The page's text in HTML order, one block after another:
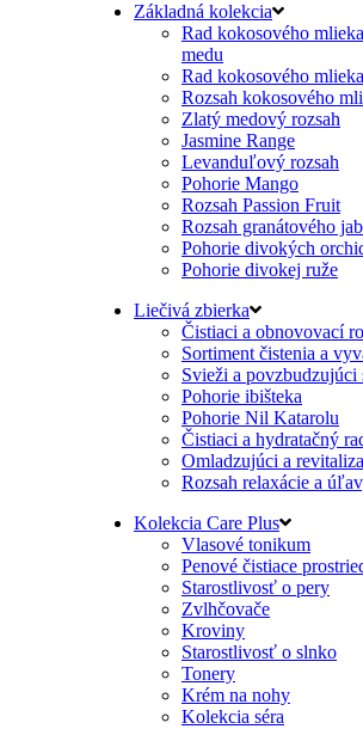
Základná kolekcia
Rad kokosového
medu
Rad kokosového
Rozsah kokosového
Zlatý medový rozsah
Jasmine Range
Levanduľový rozsah
Pohorie Mango
Rozsah Passion Fruit
Rozsah granátového
Pohorie divokých
Pohorie divokej ruže
Liečivá zbierka
Čistiaci a obnovovací
Sortiment čistenia a
Svieži a povzbudzujúci
Pohorie ibišteka
Pohorie Nil Katarolu
Čistiaci a hydratačný
Omladzujúci a
Rozsah relaxácie a
Kolekcia Care Plus
Vlasové tonikum
Penové čistiace
Starostlivosť o pery
Zvlhčovače
Kroviny
Starostlivosť o slnko
Tonery
Krém na nohy
Kolekcia séra